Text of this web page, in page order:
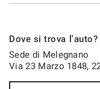
Libretto istruzioni
Pre Consegna Con
Garanzia 12 Mesi
Dove si trova l'auto?
Sede di Melegnano
Via 23 Marzo 1848,